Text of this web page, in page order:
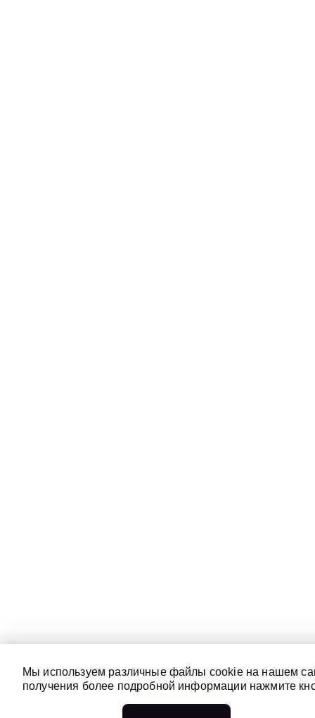
Мы используем различные файлы cookie на нашем
получения более подробной информации нажмите